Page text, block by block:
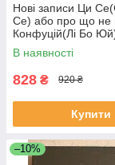
Нові записи Ци
Се) або про що не
Конфуцій(Лі Бо
Мей
В наявності
828 ₴ 920 ₴
Купити
–10%